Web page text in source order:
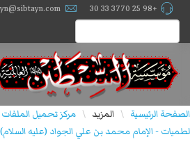
+98 25 3770 33 30
الصفحة الرئيسية \ المزيد \ مركز تحميل الملفات
لطميات - الإمام محمد بن علي الجواد (عليه السلام)